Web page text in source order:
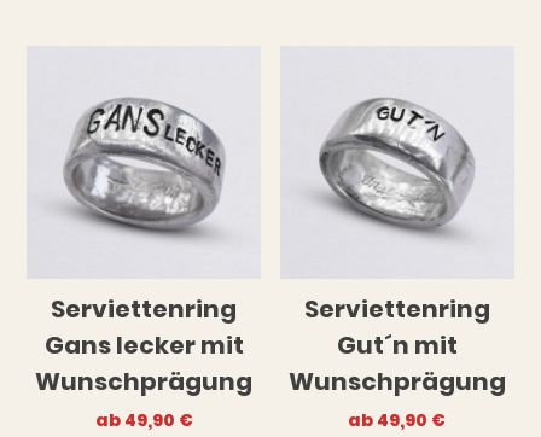
Serviettenring
Gans lecker mit
Wunschprägung
ab 49,90 €
Serviettenring
Gut´n mit
Wunschprägung
ab 49,90 €